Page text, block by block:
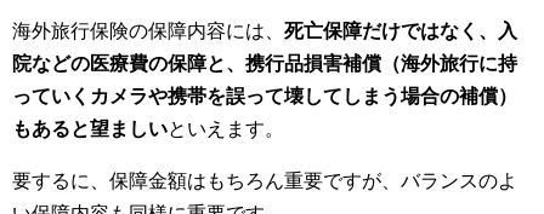
海外旅行保険の保障内容には、 死亡保障だけではなく、入
院などの医療費の保障と、携行品損害補償（海外旅行に持
っていくカメラや携帯を誤って壊してしまう場合の補償）
もあると望ましいといえます。
要するに、保障金額はもちろん重要ですが、バランスのよ